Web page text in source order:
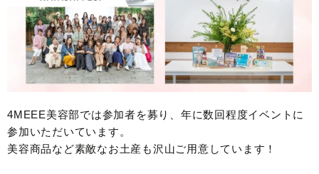
4MEEE美容部では参加者を募り、年に数回程度イベントに
参加いただいています。
美容商品など素敵なお土産も沢山ご用意しています！